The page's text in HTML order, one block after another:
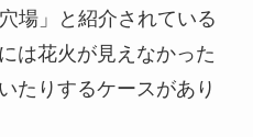
場」と紹介されている
は花火が見えなかった
たりするケースがあり